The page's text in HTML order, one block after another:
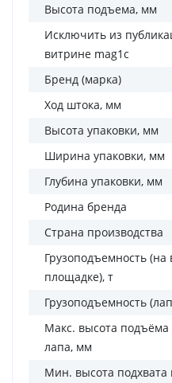
Высота подъема, мм
Исключить из
витрине mag1c
Бренд (марка)
Ход штока, мм
Высота упаковки, мм
Ширина упаковки, мм
Глубина упаковки, мм
Родина бренда
Страна производства
Грузоподъемность (на
площадке), т
Грузоподъемность
Макс. высота
лапа, мм
Мин. высота